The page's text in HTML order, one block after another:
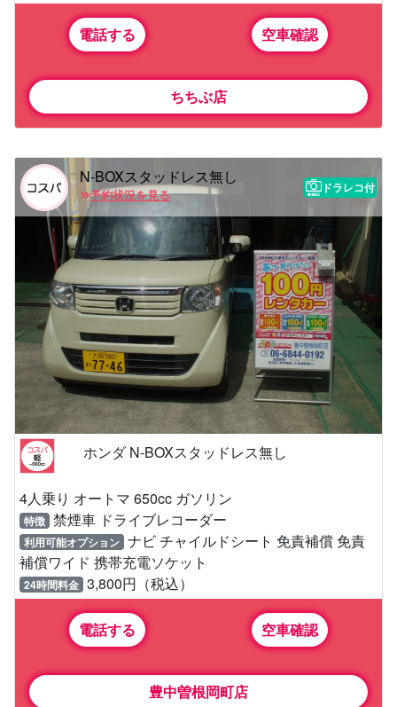
電話する 空車確認
ちちぶ店
N-BOXスタッドレス無し
予約状況を見る
ドラレコ付
ホンダ N-BOXスタッドレス無し
4人乗り オートマ 650cc ガソリン
特徴 禁煙車 ドライブレコーダー
利用可能オプション ナビ チャイルドシート 免責補償 免責
補償ワイド 携帯充電ソケット
24時間料金 3,800円（税込）
電話する 空車確認
豊中曽根岡町店